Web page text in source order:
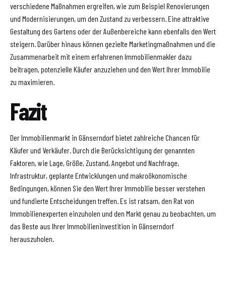
verschiedene Maßnahmen ergreifen, wie zum Beispiel Renovierungen
und Modernisierungen, um den Zustand zu verbessern. Eine attraktive
Gestaltung des Gartens oder der Außenbereiche kann ebenfalls den Wert
steigern. Darüber hinaus können gezielte Marketingmaßnahmen und die
Zusammenarbeit mit einem erfahrenen Immobilienmakler dazu
beitragen, potenzielle Käufer anzuziehen und den Wert Ihrer Immobilie
zu maximieren.
Fazit
Der Immobilienmarkt in Gänserndorf bietet zahlreiche Chancen für
Käufer und Verkäufer. Durch die Berücksichtigung der genannten
Faktoren, wie Lage, Größe, Zustand, Angebot und Nachfrage,
Infrastruktur, geplante Entwicklungen und makroökonomische
Bedingungen, können Sie den Wert Ihrer Immobilie besser verstehen
und fundierte Entscheidungen treffen. Es ist ratsam, den Rat von
Immobilienexperten einzuholen und den Markt genau zu beobachten, um
das Beste aus Ihrer Immobilieninvestition in Gänserndorf
herauszuholen.